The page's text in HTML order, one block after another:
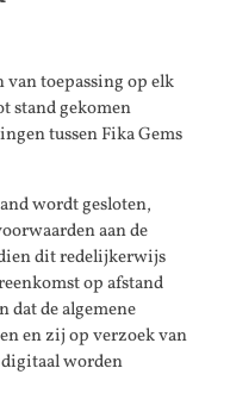
van toepassing op elk
stand gekomen
tussen Fika Gems
wordt gesloten,
aan de
dit redelijkerwijs
op afstand
dat de algemene
en zij op verzoek van
worden